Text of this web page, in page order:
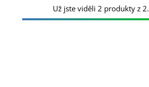
Už jste viděli 2 produkty z 2.